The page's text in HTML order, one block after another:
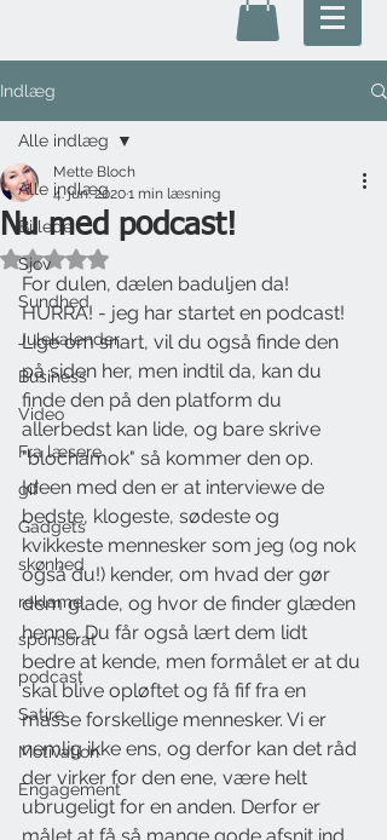
Indlæg
Alle indlæg
Billede
Sjov
Sundhed
Julekalender
Business
Video
Fra læsere
gif
Gadgets
skønhed
reklame
sponsorat
podcast
Satire
Motivation
Engagement
Alle indlæg
Nu med podcast!
Mette Bloch
4. jun. 20201 min læsning
Bedømt til NaN ud af 5 stjerner.
For dulen, dælen baduljen da!
HURRA! - jeg har startet en podcast!
Lige om snart, vil du også finde den
på siden her, men indtil da, kan du
finde den på den platform du
allerbedst kan lide, og bare skrive
"blochamok" så kommer den op.
Ideen med den er at interviewe de
bedste, klogeste, sødeste og
kvikkeste mennesker som jeg (og nok
også du!) kender, om hvad der gør
dem glade, og hvor de finder glæden
henne. Du får også lært dem lidt
bedre at kende, men formålet er at du
skal blive opløftet og få fif fra en
masse forskellige mennesker. Vi er
nemlig ikke ens, og derfor kan det råd
der virker for den ene, være helt
ubrugeligt for en anden. Derfor er